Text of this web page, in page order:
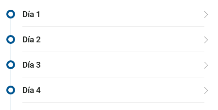
Día 1
Día 2
Día 3
Día 4